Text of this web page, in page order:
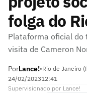
folga do
Plataforma oficial do
visita de Cameron
PorLance!•Rio de Janeiro
24/02/202312:41
Supervisionado por Lance!